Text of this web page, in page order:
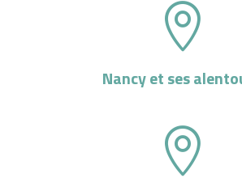

Nancy et ses
